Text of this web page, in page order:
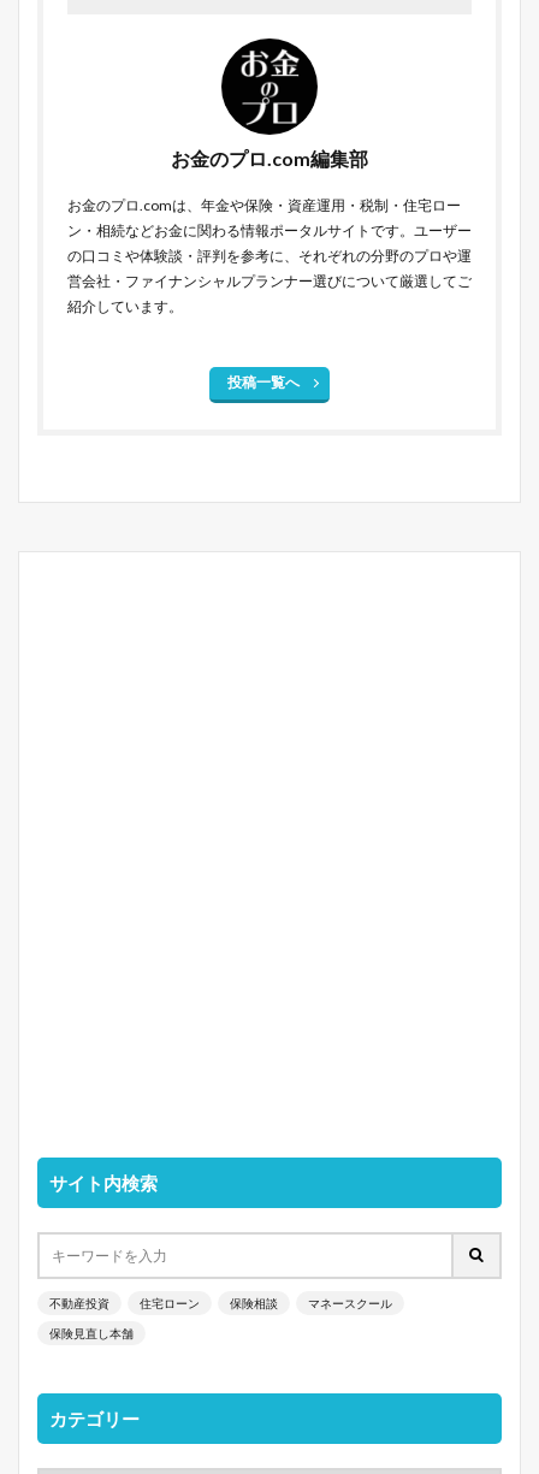
お金のプロ.com編集部
お金のプロ.comは、年金や保険・資産運用・税制・住宅ロー
ン・相続などお金に関わる情報ポータルサイトです。ユーザー
の口コミや体験談・評判を参考に、それぞれの分野のプロや運
営会社・ファイナンシャルプランナー選びについて厳選してご
紹介しています。
投稿一覧へ
サイト内検索
不動産投資 住宅ローン 保険相談 マネースクール
保険見直し本舗
カテゴリー